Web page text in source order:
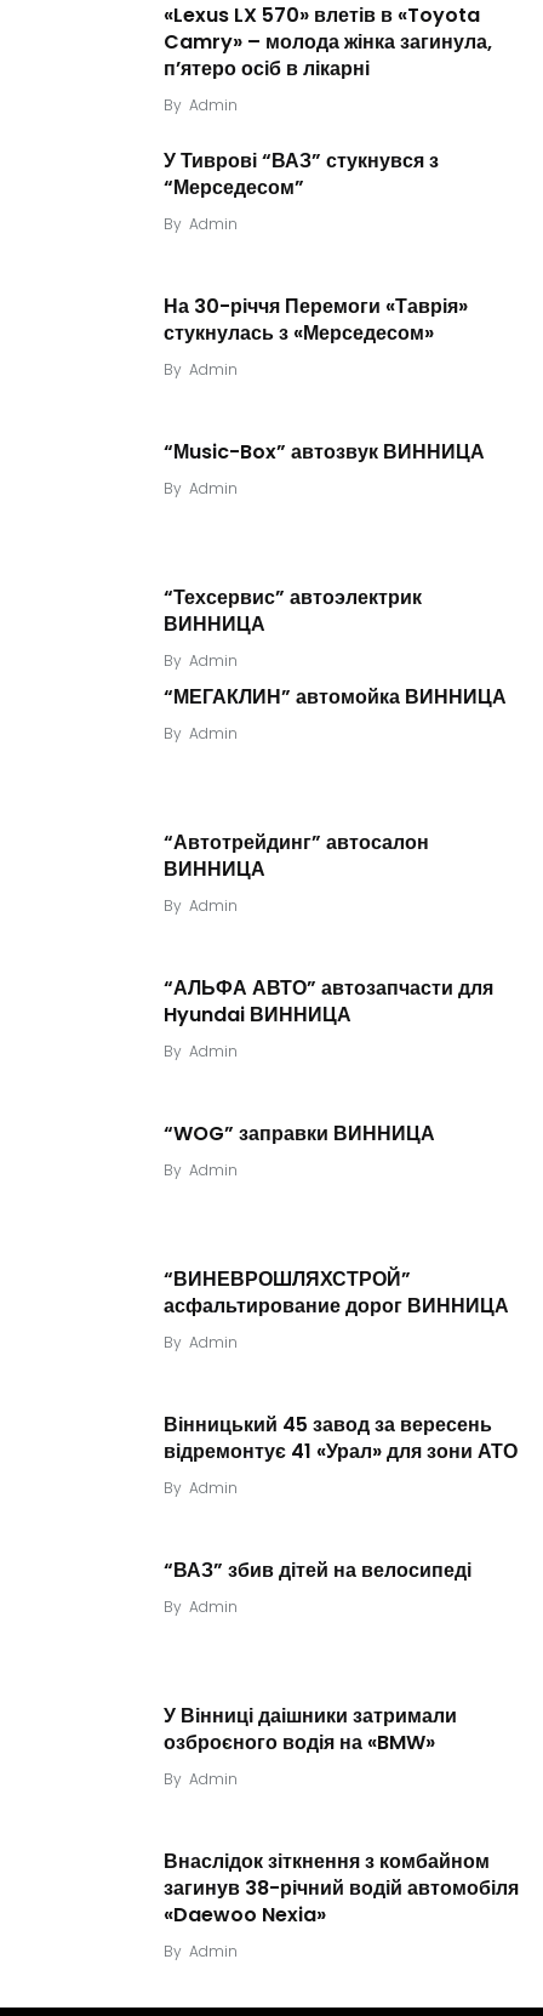
«Lexus LX 570» влетів в «Toyota
Camry» – молода жінка загинула,
п’ятеро осіб в лікарні
By Admin
У Тиврові “ВАЗ” стукнувся з
“Мерседесом”
By Admin
На 30-річчя Перемоги «Таврія»
стукнулась з «Мерседесом»
By Admin
“Мusic-Box” автозвук ВИННИЦА
By Admin
“Техсервис” автоэлектрик
ВИННИЦА
By Admin
“МЕГАКЛИН” автомойка ВИННИЦА
By Admin
“Автотрейдинг” автосалон
ВИННИЦА
By Admin
“АЛЬФА АВТО” автозапчасти для
Hyundai ВИННИЦА
By Admin
“WOG” заправки ВИННИЦА
By Admin
“ВИНЕВРОШЛЯХСТРОЙ”
асфальтирование дорог ВИННИЦА
By Admin
Вінницький 45 завод за вересень
відремонтує 41 «Урал» для зони АТО
By Admin
“ВАЗ” збив дітей на велосипеді
By Admin
У Вінниці даішники затримали
озброєного водія на «BMW»
By Admin
Внаслідок зіткнення з комбайном
загинув 38-річний водій автомобіля
«Daewoo Nexia»
By Admin